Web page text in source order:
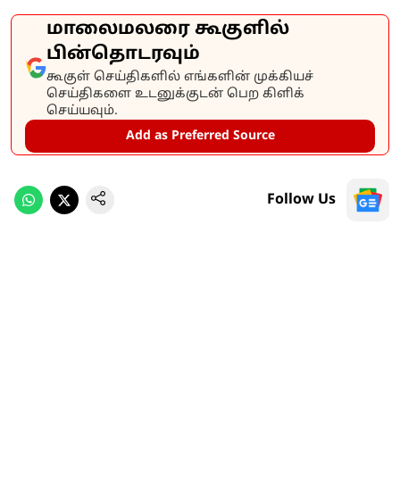
மாலைமலரை கூகுளில்
பின்தொடரவும்
கூகுள் செய்திகளில் எங்களின் முக்கியச்
செய்திகளை உடனுக்குடன் பெற கிளிக்
செய்யவும்.
Add as Preferred Source
Follow Us